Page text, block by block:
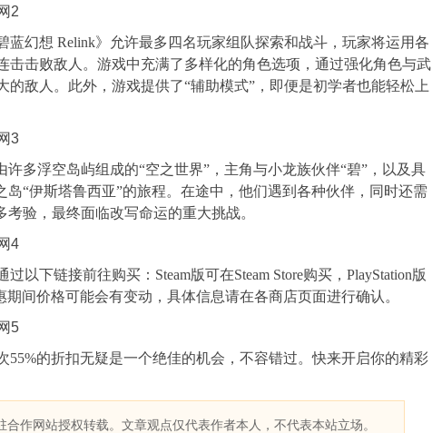
幻想 Relink》允许最多四名玩家组队探索和战斗，玩家将运用各
击击败敌人。游戏中充满了多样化的角色选项，通过强化角色与武
敌人。此外，游戏提供了“辅助模式”，即便是初学者也能轻松上
浮空岛屿组成的“空之世界”，主角与小龙族伙伴“碧”，以及具
“伊斯塔鲁西亚”的旅程。在途中，他们遇到各种伙伴，同时还需
验，最终面临改写命运的重大挑战。
下链接前往购买：Steam版可在Steam Store购买，PlayStation版
期间价格可能会有变动，具体信息请在各商店页面进行确认。
的折扣无疑是一个绝佳的机会，不容错过。快来开启你的精彩
作网站授权转载。文章观点仅代表作者本人，不代表本站立场。